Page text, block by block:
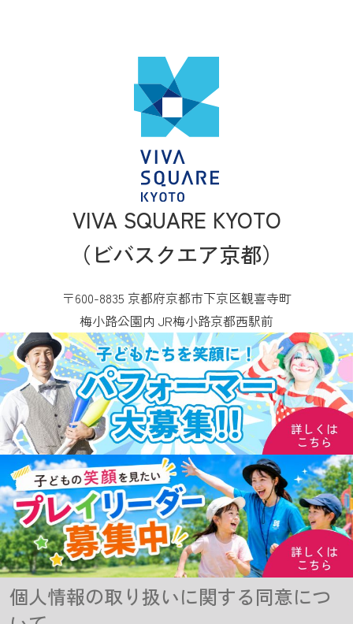
VIVA SQUARE KYOTO
（ビバスクエア京都）
〒600-8835 京都府京都市下京区観喜寺町
梅小路公園内 JR梅小路京都西駅前
個人情報の取り扱いに関する同意につ